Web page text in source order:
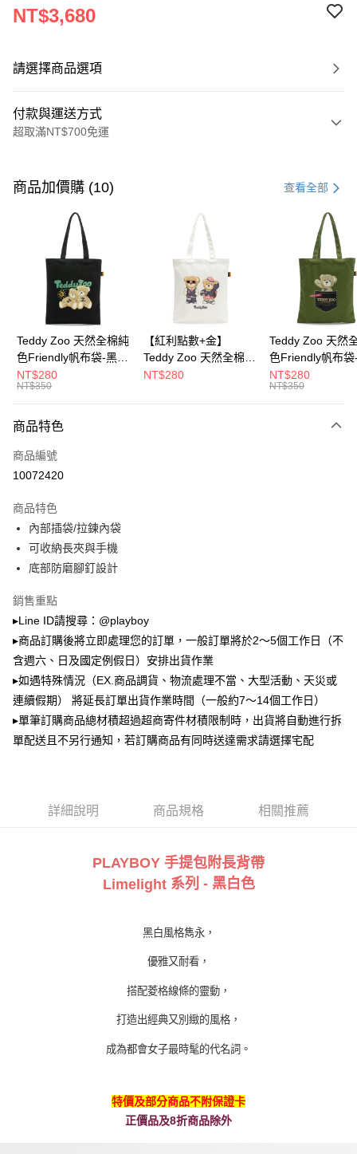
NT$3,680
請選擇商品選項
付款與運送方式
超取滿NT$700免運
信用卡一次付款
超商取貨付款
Apple Pay
街口支付
大哥付你分期
相關說明
2.付款方式選擇「大哥付你分期」，訂單成立後會自動跳轉到大哥付的交易
成交易。
3.實際核准額度、可分期數及費用金額請依後續交易確認頁面所載為準。
消。如遇「轉專審核」未通過狀況，表示未達大哥付你分期系統評分，恕無
法說明評估內容。
【繳款方式說明】
1.分期款項不併入電信帳單，「大哥付你分期」於每月結算日後寄送繳費提
2.透過簡訊連結打開帳單後，可選擇「超商條碼／台灣大直營門市／銀行轉
【注意事項】
1.本服務係由「台灣大哥大股份有限公司」（以下簡稱本公司）所提供，讓
用戶於交易時，得透過本服務購買商品或服務，並由商店將買賣／分期付款
買賣價金債權讓與本公司後，依約使用本公司帳單繳交帳款。
2.基於同意付款使用「大哥付你分期」之契約關係目的，商店將以您的個人
資料（包含姓名、電話或地址）提供予台灣大哥大進項蒐集、處理及利用，
由本公司與您本人進行分期帳單所需資料之確認、核對及更正。
3.完整用戶服務條款，請詳閱以下連結：https://oppay.tw/userRule
運送方式
全家取貨付款
付款後全家取貨
每筆NT$100，滿NT$700(含以上)免運費
每筆NT$100，滿NT$900(含以上)免運費
付款後萊爾富取貨
7-11取貨付款
每筆NT$100，滿NT$900(含以上)免運費
付款後7-11取貨
每筆NT$100，滿NT$700(含以上)免運費
商品加價購 (10) 查看全部
Teddy Zoo 天然全棉純
色Friendly帆布袋-黑色
(TZB107)
NT$280
NT$350
【紅利點數+金】
Teddy Zoo 天然全棉純
色Friendly帆布袋-白色
NT$280
Teddy Zoo 天然
色Friendly帆布袋
色(TZB107)
NT$280
NT$350
商品特色
商品編號
10072420
商品特色
內部插袋/拉鍊內袋
可收納長夾與手機
底部防磨腳釘設計
銷售重點
▸Line ID請搜尋：@playboy
▸商品訂購後將立即處理您的訂單，一般訂單將於2～5個工作日（不
含週六、日及國定例假日）安排出貨作業
▸如遇特殊情況（EX.商品調貨、物流處理不當、大型活動、天災或
連續假期） 將延長訂單出貨作業時間（一般約7～14個工作日）
▸單筆訂購商品總材積超過超商寄件材積限制時，出貨將自動進行拆
單配送且不另行通知，若訂購商品有同時送達需求請選擇宅配
詳細說明 商品規格 相關推薦
PLAYBOY 手提包附長背帶
Limelight 系列 - 黑白色
黑白風格雋永，
優雅又耐看，
搭配菱格線條的靈動，
打造出經典又別緻的風格，
成為都會女子最時髦的代名詞。
特價及部分商品不附保證卡
正價品及8折商品除外